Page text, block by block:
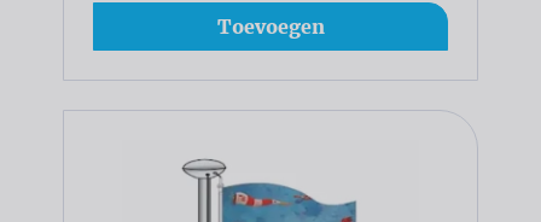
Toevoegen